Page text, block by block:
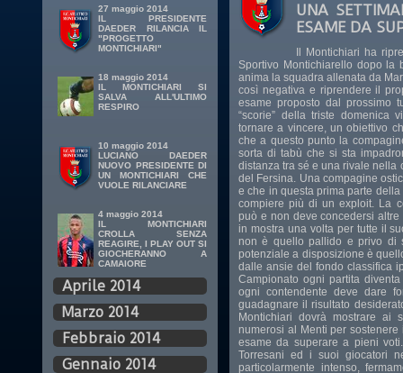
27 maggio 2014
IL PRESIDENTE
DAEDER RILANCIA IL
"PROGETTO
MONTICHIARI"
18 maggio 2014
IL MONTICHIARI SI
SALVA ALL'ULTIMO
RESPIRO
10 maggio 2014
LUCIANO DAEDER
NUOVO PRESIDENTE DI
UN MONTICHIARI CHE
VUOLE RILANCIARE
4 maggio 2014
IL MONTICHIARI
CROLLA SENZA
REAGIRE, I PLAY OUT SI
GIOCHERANNO A
CAMAIORE
Aprile 2014
Marzo 2014
Febbraio 2014
Gennaio 2014
UNA
ESAME DA
Il Montichiari ha
Sportivo Montichiarello dopo la
anima la squadra allenata da
così negativa e riprendere il
esame proposto dal prossimo
“scorie” della triste domenica
tornare a vincere, un obiettivo
che a questo punto la
sorta di tabù che si sta
distanza tra sé e una rivale nella
del Fersina. Una compagine
e che in questa prima parte
compiere più di un exploit. La
può e non deve concedersi
in mostra una volta per tutte il
non è quello pallido e privo di
potenziale a disposizione è
dalle ansie del fondo classifica
Campionato ogni partita
ogni contendente deve dare
guadagnare il risultato
Montichiari dovrà mostrare ai
numerosi al Menti per
esame da superare a pieni
Torresani ed i suoi giocatori
particolarmente intenso,